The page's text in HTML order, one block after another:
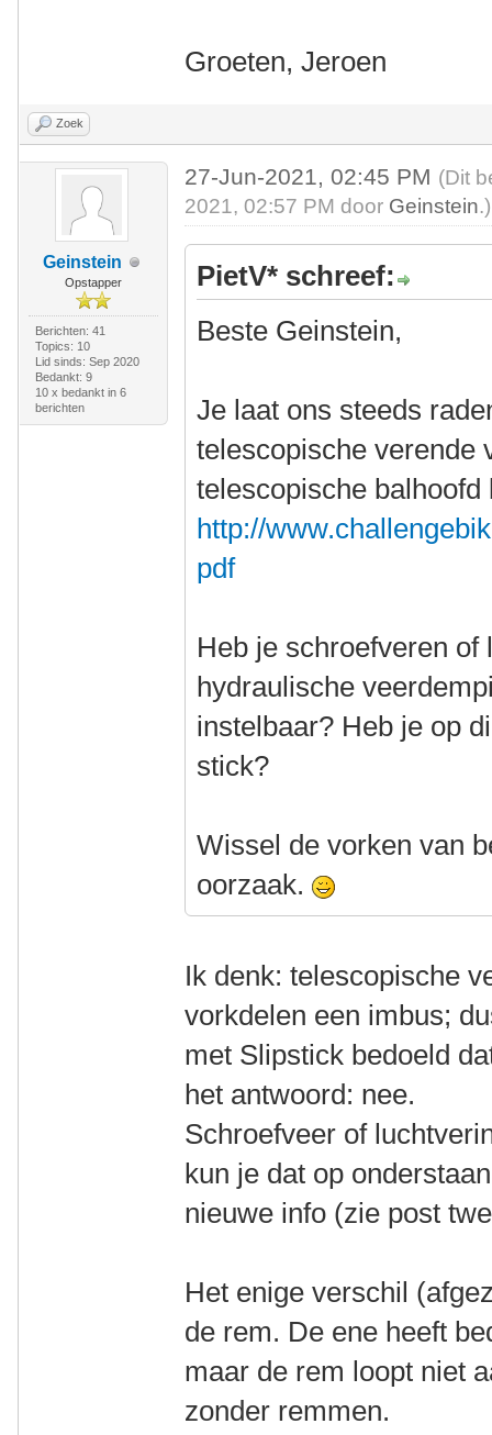
Groeten, Jeroen
Zoek
Geinstein
Opstapper
Berichten: 41
Topics: 10
Lid sinds: Sep 2020
Bedankt: 9
10 x bedankt in 6
berichten
27-Jun-2021, 02:45 PM (Dit
2021, 02:57 PM door Geinstein.)
PietV* schreef:
Beste Geinstein,
Je laat ons steeds
telescopische verende
telescopische balhoofd
http://
pdf
Heb je schroefveren
hydraulische
instelbaar? Heb je op
stick?
Wissel de vorken van
oorzaak.
Ik denk: telescopische
vorkdelen een imbus;
met Slipstick bedoeld
het antwoord: nee.
Schroefveer of
kun je dat op
nieuwe info (zie post
Het enige verschil
de rem. De ene heeft
maar de rem loopt niet
zonder remmen.